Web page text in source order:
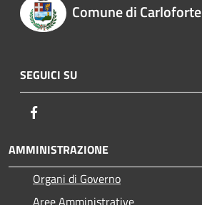
Comune di Carloforte
SEGUICI SU
AMMINISTRAZIONE
Organi di Governo
Aree Amministrative